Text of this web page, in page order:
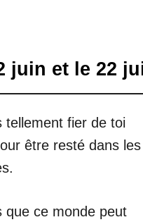
juin et le 22
tellement fier de toi
être resté dans les
que ce monde peut